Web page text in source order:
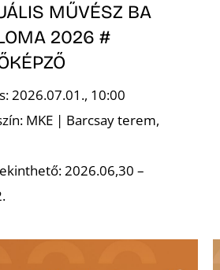
MŰVÉSZ BA
2026 #
2026.07.01., 10:00
MKE | Barcsay terem,
2026.06,30 –